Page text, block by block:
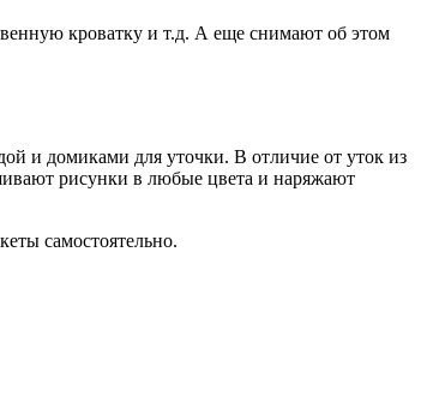
кроватку и т.д. А еще снимают об этом
и домиками для уточки. В отличие от уток из
рисунки в любые цвета и наряжают
самостоятельно.